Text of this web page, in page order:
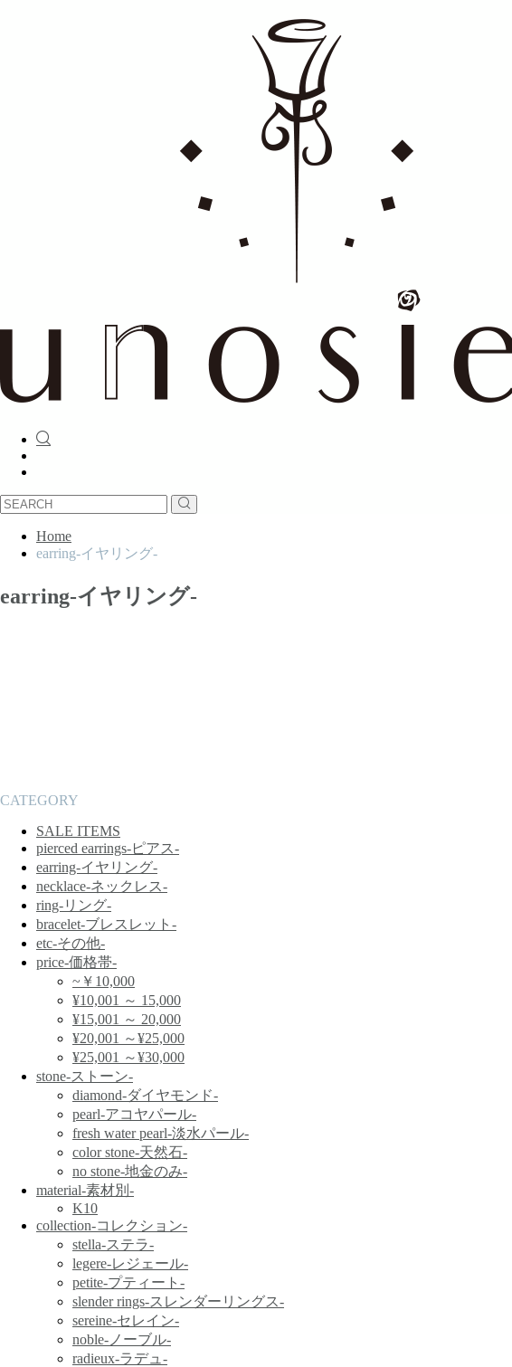
Home
earring-イヤリング-
earring-イヤリング-
CATEGORY
SALE ITEMS
pierced earrings-ピアス-
earring-イヤリング-
necklace-ネックレス-
ring-リング-
bracelet-ブレスレット-
etc-その他-
price-価格帯-
~￥10,000
¥10,001 ～ 15,000
¥15,001 ～ 20,000
¥20,001 ～¥25,000
¥25,001 ～¥30,000
stone-ストーン-
diamond-ダイヤモンド-
pearl-アコヤパール-
fresh water pearl-淡水パール-
color stone-天然石-
no stone-地金のみ-
material-素材別-
K10
collection-コレクション-
stella-ステラ-
legere-レジェール-
petite-プティート-
slender rings-スレンダーリングス-
sereine-セレイン-
noble-ノーブル-
radieux-ラデュ-